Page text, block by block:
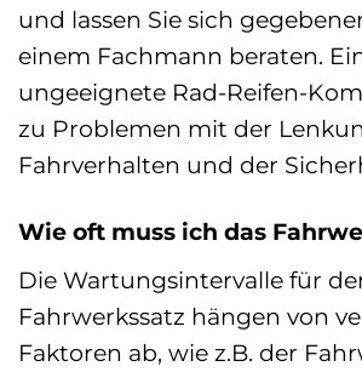
und lassen Sie sich
einem Fachmann beraten.
ungeeignete Rad-Reifen-
zu Problemen mit der
Fahrverhalten und der
Wie oft muss ich das
Die Wartungsintervalle für
Fahrwerkssatz hängen von
Faktoren ab, wie z.B. der